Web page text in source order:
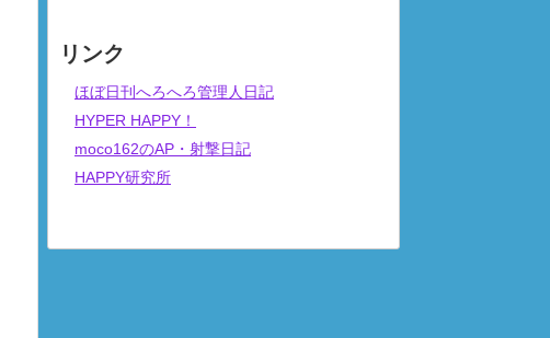
リンク
ほぼ日刊へろへろ管理人日記
HYPER HAPPY！
moco162のAP・射撃日記
HAPPY研究所